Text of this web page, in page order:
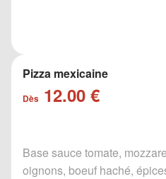
Pizza mexicaine
Dès 12.00 €
Base sauce tomate,
oignons, boeuf haché,